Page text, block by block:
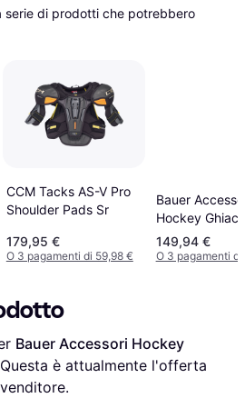
serie di prodotti che potrebbero
CCM Tacks AS-V Pro
Shoulder Pads Sr
179,95 €
O 3 pagamenti di 59,98 €
Bauer
Hockey
149,94 €
O 3 pagamenti
Bauer Accessori Hockey
è attualmente l'offerta